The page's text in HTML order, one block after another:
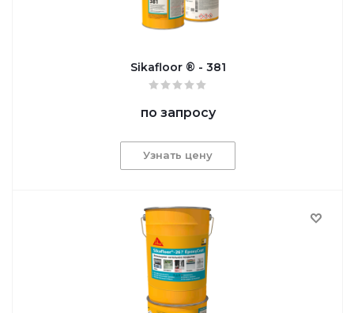
Sikafloor ® - 381
по запросу
Узнать цену